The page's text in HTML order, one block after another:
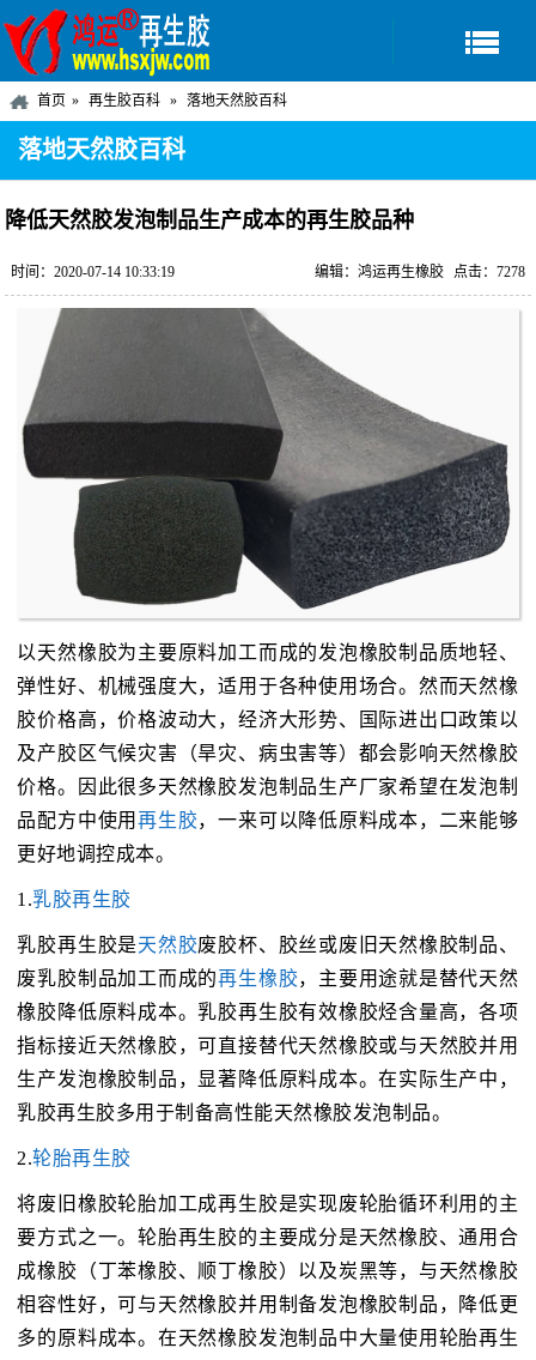
首页 再生胶百科 落地天然胶百科
落地天然胶百科
降低天然胶发泡制品生产成本的再生胶品种
时间：2020-07-14 10:33:19 点击：7278
编辑：鸿运再生橡胶
以天然橡胶为主要原料加工而成的发泡橡胶制品质地轻、
弹性好、机械强度大，适用于各种使用场合。然而天然橡
胶价格高，价格波动大，经济大形势、国际进出口政策以
及产胶区气候灾害（旱灾、病虫害等）都会影响天然橡胶
价格。因此很多天然橡胶发泡制品生产厂家希望在发泡制
品配方中使用再生胶，一来可以降低原料成本，二来能够
更好地调控成本。
1.乳胶再生胶
乳胶再生胶是天然胶废胶杯、胶丝或废旧天然橡胶制品、
废乳胶制品加工而成的再生橡胶，主要用途就是替代天然
橡胶降低原料成本。乳胶再生胶有效橡胶烃含量高，各项
指标接近天然橡胶，可直接替代天然橡胶或与天然胶并用
生产发泡橡胶制品，显著降低原料成本。在实际生产中，
乳胶再生胶多用于制备高性能天然橡胶发泡制品。
2.轮胎再生胶
将废旧橡胶轮胎加工成再生胶是实现废轮胎循环利用的主
要方式之一。轮胎再生胶的主要成分是天然橡胶、通用合
成橡胶（丁苯橡胶、顺丁橡胶）以及炭黑等，与天然橡胶
相容性好，可与天然橡胶并用制备发泡橡胶制品，降低更
多的原料成本。在天然橡胶发泡制品中大量使用轮胎再生